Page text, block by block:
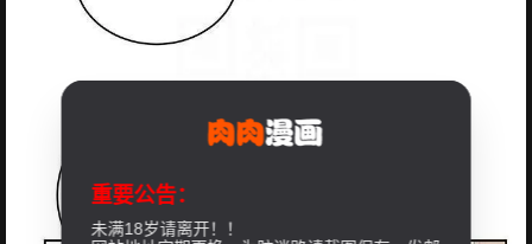
重要公告：
未满18岁请离开！！